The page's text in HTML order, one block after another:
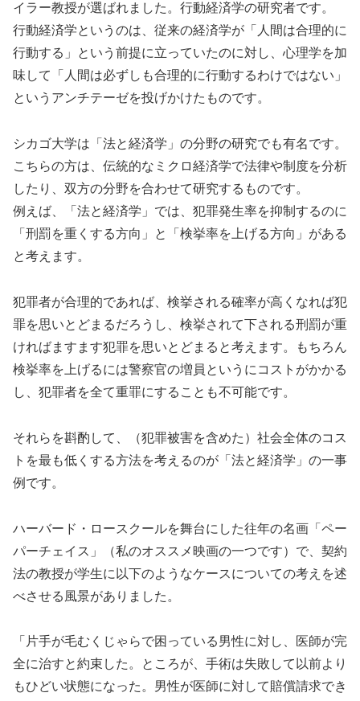
イラー教授が選ばれました。行動経済学の研究者です。
行動経済学というのは、従来の経済学が「人間は合理的に
行動する」という前提に立っていたのに対し、心理学を加
味して「人間は必ずしも合理的に行動するわけではない」
というアンチテーゼを投げかけたものです。
シカゴ大学は「法と経済学」の分野の研究でも有名です。
こちらの方は、伝統的なミクロ経済学で法律や制度を分析
したり、双方の分野を合わせて研究するものです。
例えば、「法と経済学」では、犯罪発生率を抑制するのに
「刑罰を重くする方向」と「検挙率を上げる方向」がある
と考えます。
犯罪者が合理的であれば、検挙される確率が高くなれば犯
罪を思いとどまるだろうし、検挙されて下される刑罰が重
ければますます犯罪を思いとどまると考えます。もちろん
検挙率を上げるには警察官の増員というにコストがかかる
し、犯罪者を全て重罪にすることも不可能です。
それらを斟酌して、（犯罪被害を含めた）社会全体のコス
トを最も低くする方法を考えるのが「法と経済学」の一事
例です。
ハーバード・ロースクールを舞台にした往年の名画「ペー
パーチェイス」（私のオススメ映画の一つです）で、契約
法の教授が学生に以下のようなケースについての考えを述
べさせる風景がありました。
「片手が毛むくじゃらで困っている男性に対し、医師が完
全に治すと約束した。ところが、手術は失敗して以前より
もひどい状態になった。男性が医師に対して賠償請求でき